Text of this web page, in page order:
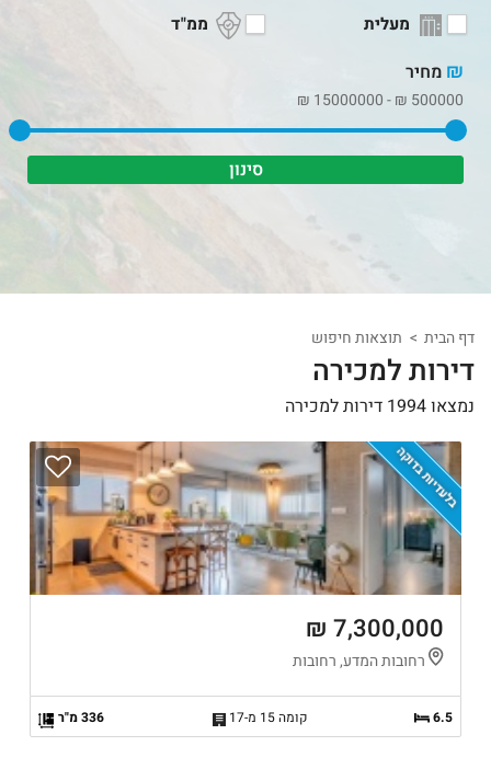
מעלית
ממ"ד
₪ מחיר
500000
₪
-
15000000
₪
דף הבית תוצאות חיפוש
דירות למכירה
נמצאו 1994 דירות למכירה
בלעדיות בדוקה
7,300,000 ₪
רחובות המדע, רחובות
6.5 קומה 15 מ-17 336 מ"ר